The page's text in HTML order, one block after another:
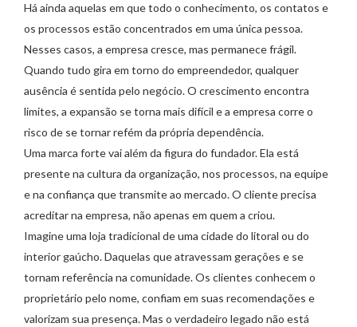
Há ainda aquelas em que todo o conhecimento, os contatos e
os processos estão concentrados em uma única pessoa.
Nesses casos, a empresa cresce, mas permanece frágil.
Quando tudo gira em torno do empreendedor, qualquer
ausência é sentida pelo negócio. O crescimento encontra
limites, a expansão se torna mais difícil e a empresa corre o
risco de se tornar refém da própria dependência.
Uma marca forte vai além da figura do fundador. Ela está
presente na cultura da organização, nos processos, na equipe
e na confiança que transmite ao mercado. O cliente precisa
acreditar na empresa, não apenas em quem a criou.
Imagine uma loja tradicional de uma cidade do litoral ou do
interior gaúcho. Daquelas que atravessam gerações e se
tornam referência na comunidade. Os clientes conhecem o
proprietário pelo nome, confiam em suas recomendações e
valorizam sua presença. Mas o verdadeiro legado não está